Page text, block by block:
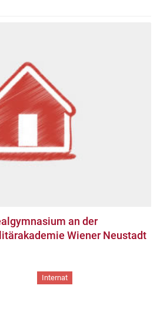
an der
Wiener Neustadt
Internat